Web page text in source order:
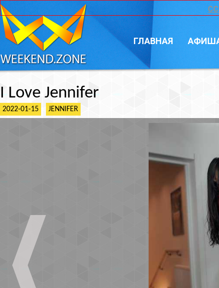
ГЛАВНАЯ
I Love Jennifer
2022-01-15 JENNIFER